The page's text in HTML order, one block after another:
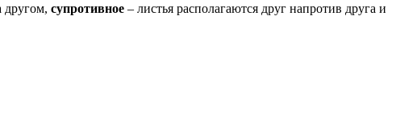
другом, супротивное – листья располагаются друг напротив друга и